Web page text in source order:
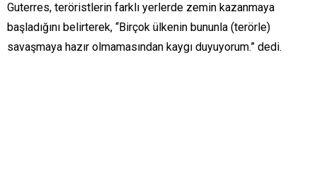
Guterres, teröristlerin farklı yerlerde zemin kazanmaya
başladığını belirterek, “Birçok ülkenin bununla (terörle)
savaşmaya hazır olmamasından kaygı duyuyorum.” dedi.